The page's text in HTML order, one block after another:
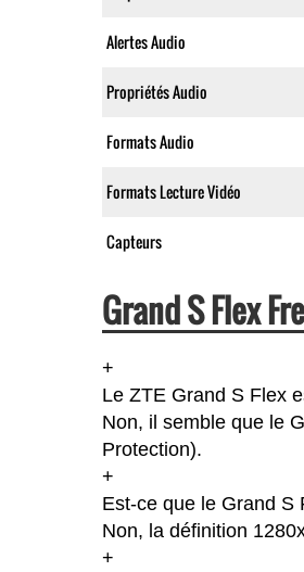
Alertes Audio
Propriétés Audio
Formats Audio
Formats Lecture Vidéo
Capteurs
Grand S Flex
+
Le ZTE Grand S Flex
Non, il semble que le
Protection).
+
Est-ce que le Grand S
Non, la définition
+